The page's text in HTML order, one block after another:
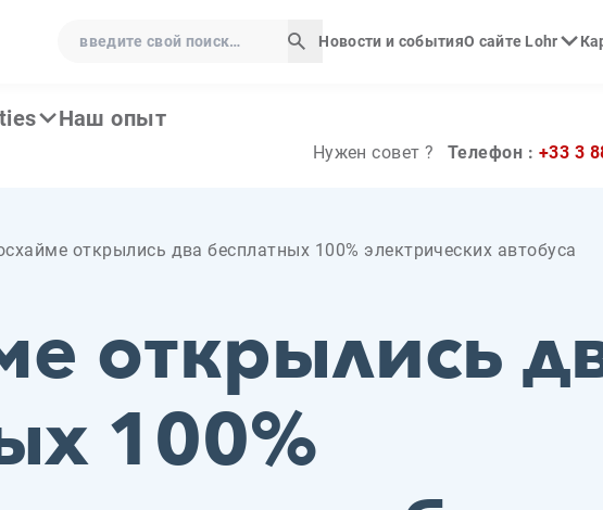
введите свой поиск…
Начать поиск
Новости и событияО сайте Lohr
Наш опыт
Нужен совет ? Телефон : +33 3
открылись два бесплатных 100% электрических автобуса
открылись
100%